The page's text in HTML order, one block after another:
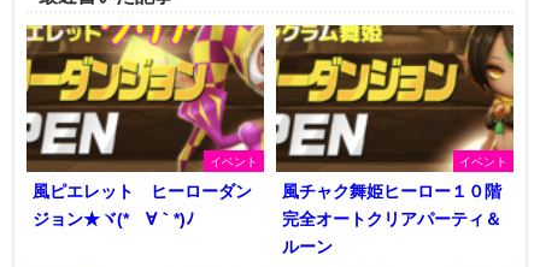
イベント
風ピエレット ヒーローダン
ジョン★ヾ(*´∀｀*)ﾉ
イベント
風チャク舞姫ヒーロー１０階
完全オートクリアパーティ＆
ルーン